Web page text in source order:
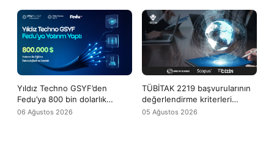
Yıldız Techno GSYF’den
Fedu’ya 800 bin dolarlık
yatırım desteği
06 Ağustos 2026
TÜBİTAK 2219 başvurularının
değerlendirme kriterleri
arasına WoS ve Scopus
05 Ağustos 2026